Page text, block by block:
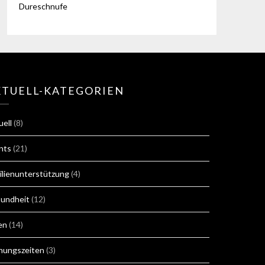
Dureschnufe
KATEGORIEN
(8)
(21)
(4)
(12)
(14)
(3)